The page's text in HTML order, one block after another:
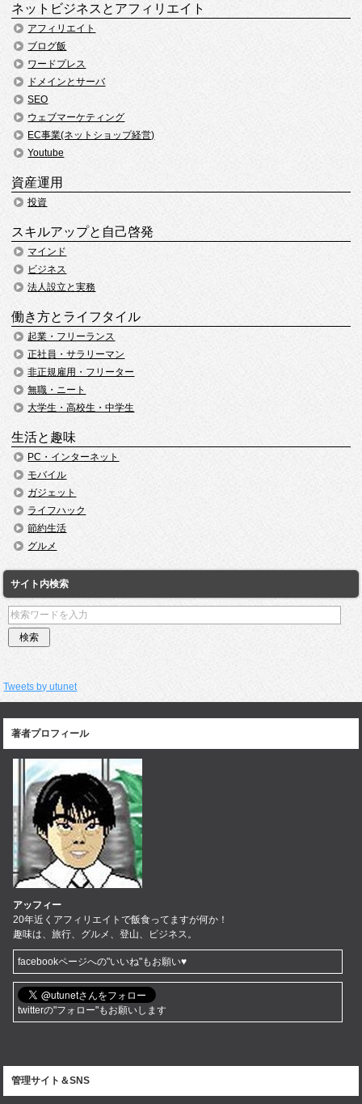
ネットビジネスとアフィリエイト
アフィリエイト
ブログ飯
ワードプレス
ドメインとサーバ
SEO
ウェブマーケティング
EC事業(ネットショップ経営)
Youtube
資産運用
投資
スキルアップと自己啓発
マインド
ビジネス
法人設立と実務
働き方とライフタイル
起業・フリーランス
正社員・サラリーマン
非正規雇用・フリーター
無職・ニート
大学生・高校生・中学生
生活と趣味
PC・インターネット
モバイル
ガジェット
ライフハック
節約生活
グルメ
サイト内検索
Tweets by utunet
著者プロフィール
アッフィー
20年近くアフィリエイトで飯食ってますが何か！
趣味は、旅行、グルメ、登山、ビジネス。
facebookページへの"いいね"もお願い♥
twitterの"フォロー"もお願いします
管理サイト＆SNS